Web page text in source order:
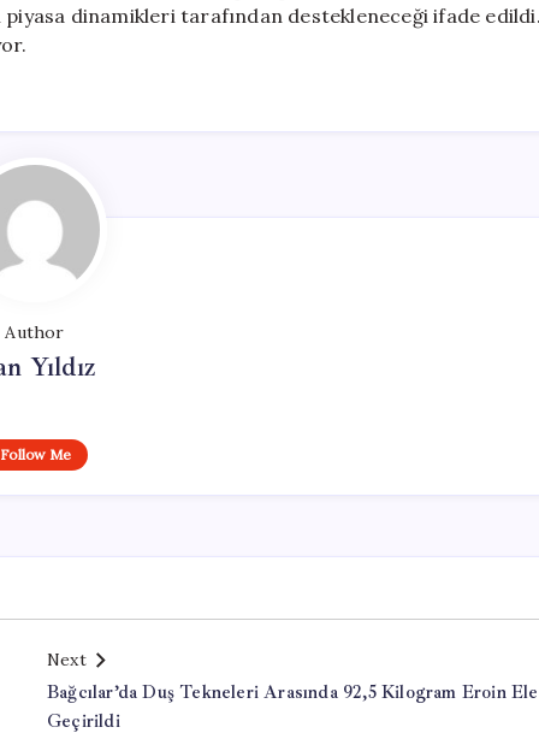
piyasa dinamikleri tarafından destekleneceği ifade
Author
Yıldız
Follow Me
Next
Bağcılar’da Duş Tekneleri Arasında 92,5 Kilogram Eroin Ele
Geçirildi